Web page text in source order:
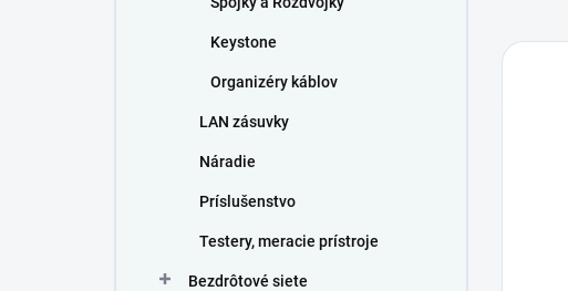
Keystone
Organizéry káblov
LAN zásuvky
Náradie
Príslušenstvo
Testery, meracie prístroje
Bezdrôtové siete